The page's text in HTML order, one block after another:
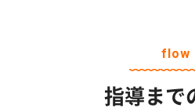
flow
指導まで